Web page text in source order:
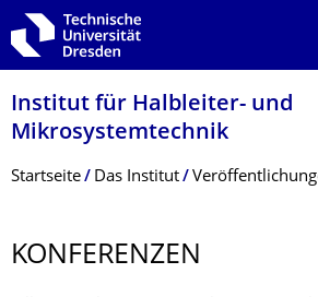
Zur Hauptnavigation springen
Zur Suche springen
Zum Inhalt springen
Institut für Halbleiter- und
Mikrosystemtechnik
Breadcrumb-Menü
Startseite Das Institut
KONFERENZEN